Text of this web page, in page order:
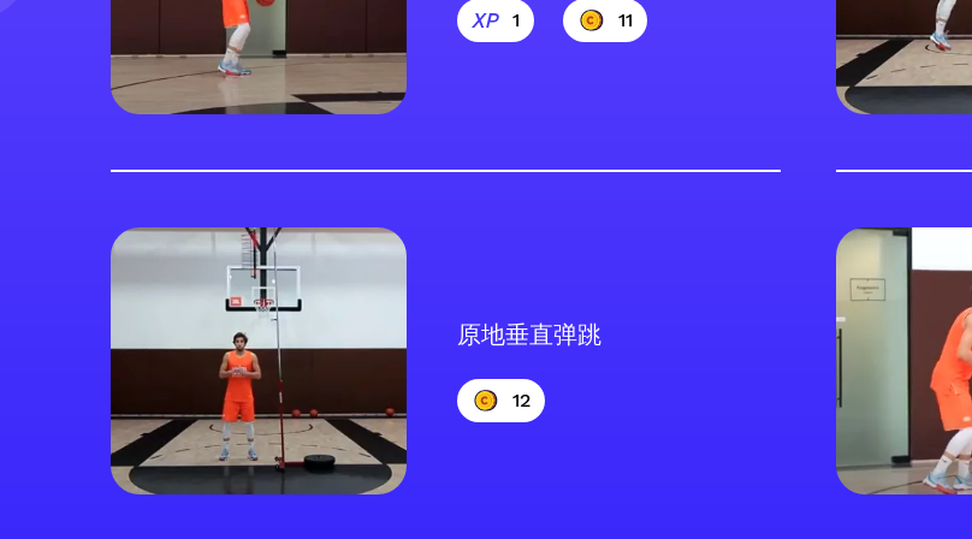
1 11
原地垂直弹跳
12